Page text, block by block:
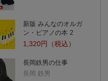
ャー・ボーイ
ISE SHOZO ALL
E BEST 〜Then
新版 みんなのオルガ
ン・ピアノの本 2
1,320円（税込）
長岡鉄男の仕事
長岡 鉄男